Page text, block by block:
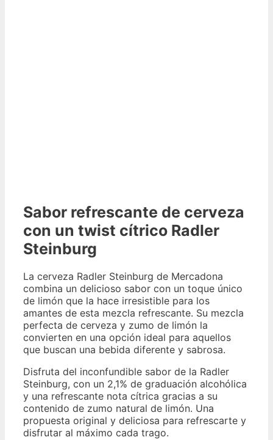
Sabor refrescante de cerveza
con un twist cítrico Radler
Steinburg
La cerveza Radler Steinburg de Mercadona
combina un delicioso sabor con un toque único
de limón que la hace irresistible para los
amantes de esta mezcla refrescante. Su mezcla
perfecta de cerveza y zumo de limón la
convierten en una opción ideal para aquellos
que buscan una bebida diferente y sabrosa.
Disfruta del inconfundible sabor de la Radler
Steinburg, con un 2,1% de graduación alcohólica
y una refrescante nota cítrica gracias a su
contenido de zumo natural de limón. Una
propuesta original y deliciosa para refrescarte y
disfrutar al máximo cada trago.